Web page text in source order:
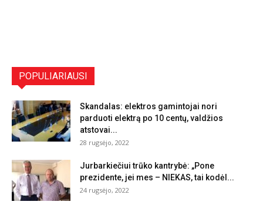
POPULIARIAUSI
Skandalas: elektros gamintojai nori
parduoti elektrą po 10 centų, valdžios
atstovai...
28 rugsėjo, 2022
Jurbarkiečiui trūko kantrybė: „Pone
prezidente, jei mes – NIEKAS, tai kodėl...
24 rugsėjo, 2022